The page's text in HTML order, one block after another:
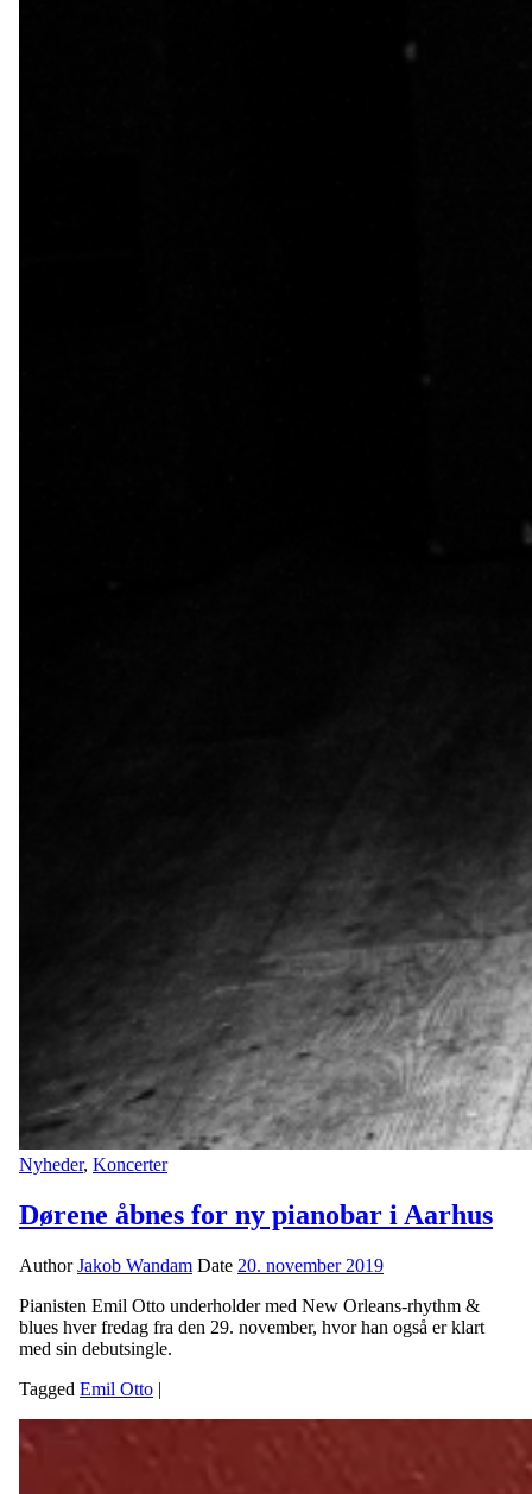
Nyheder, Koncerter
Dørene åbnes for ny pianobar i Aarhus
AuthorJakob Wandam Date 20. november 2019
Pianisten Emil Otto underholder med New Orleans-rhythm &
blues hver fredag fra den 29. november, hvor han også er klart
med sin debutsingle.
Tagged Emil Otto |